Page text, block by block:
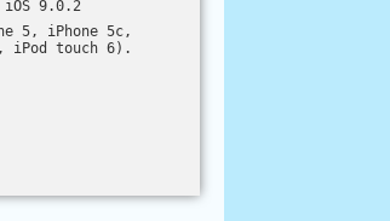
9.0.2
5, iPhone 5c,
iPod touch 6).